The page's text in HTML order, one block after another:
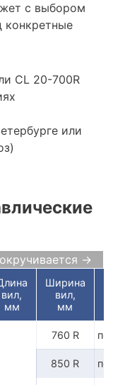
с выбором
конкретные
CL 20-700R
или
→
вил,
мм
Ширина
вил,
мм
760 R по
850 R по